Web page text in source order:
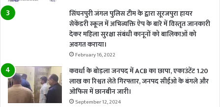
सिंघनपुरी जंगल पुलिस टीम के द्वारा सूरजपुरा हायर
सेकेंडरी स्कूल में अभिव्यक्ति ऐप के बारे में विस्तृत जानकारी
देकर महिला सुरक्षा संबंधी कानूनों को बालिकाओं को
अवगत कराया।
February 16, 2022
कवर्धा के बोड़ला जनपद में ACB का छापा, एकाउंटेंट 1.20
लाख का रिश्वत लेते गिरफ्तार, जनपद सीईओ के बंगले और
ओफिस में छानबीन जारी।
September 12, 2024